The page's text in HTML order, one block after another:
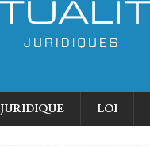
JURIDIQUE LOI